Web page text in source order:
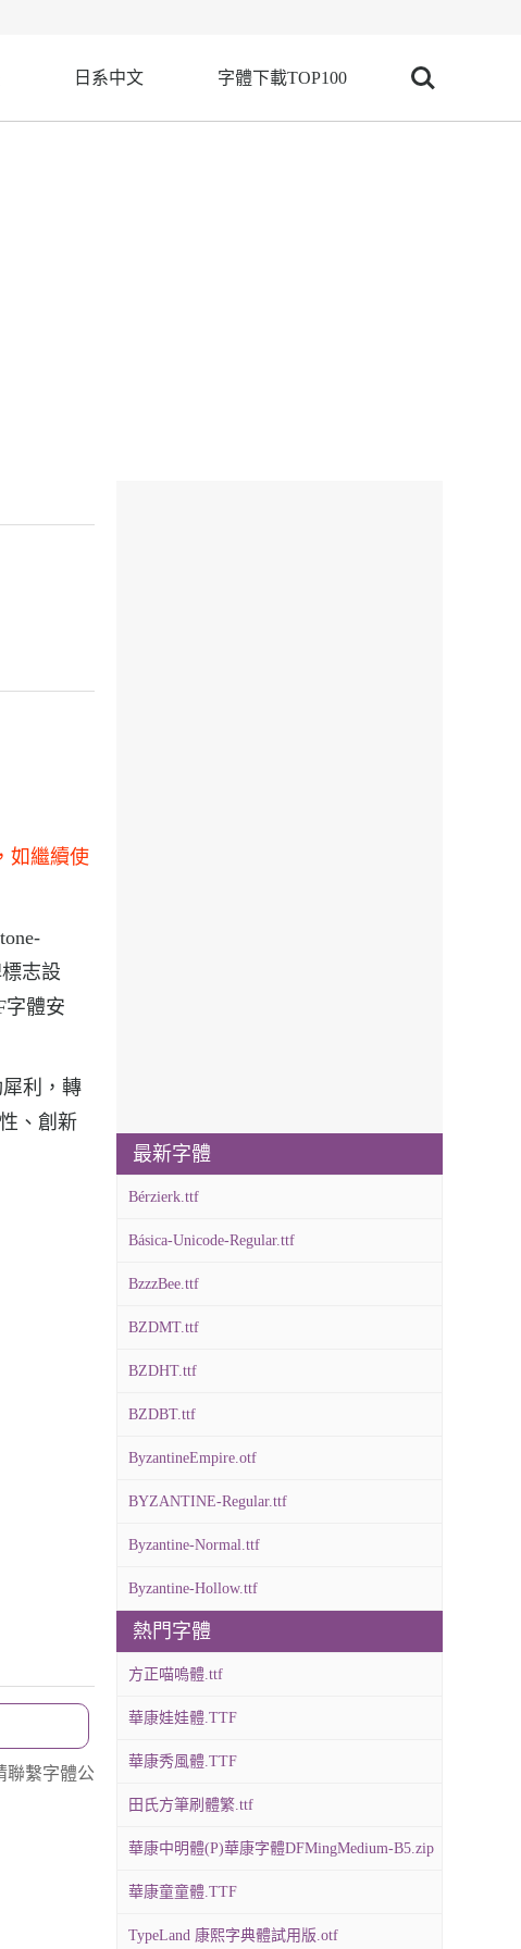
日系中文 字體下載TOP100
如繼續使
志設
字體安
利，轉
、創新
聯繫字體公
最新字體
Bérzierk.ttf
Básica-Unicode-Regular.ttf
BzzzBee.ttf
BZDMT.ttf
BZDHT.ttf
BZDBT.ttf
ByzantineEmpire.otf
BYZANTINE-Regular.ttf
Byzantine-Normal.ttf
Byzantine-Hollow.ttf
熱門字體
方正喵嗚體.ttf
華康娃娃體.TTF
華康秀風體.TTF
田氏方筆刷體繁.ttf
華康中明體(P)華康字體DFMingMedium-B5.zip
華康童童體.TTF
TypeLand 康熙字典體試用版.otf